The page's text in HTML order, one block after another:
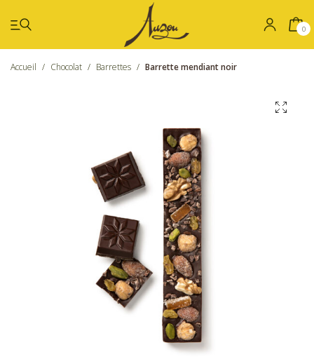
0
Accueil / Chocolat / Barrettes / Barrette mendiant noir
Nos bonbons de chocolat